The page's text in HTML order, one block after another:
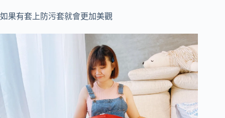
如果有套上防污套就會更加美觀